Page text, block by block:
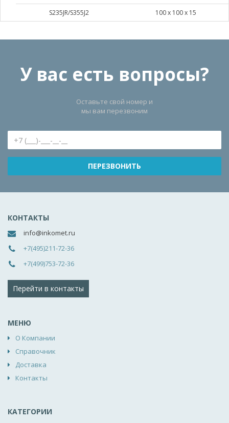
S235JR/S355J2 100 х 100 х 15
У вас есть вопросы?
Оставьте свой номер и
мы вам перезвоним
КОНТАКТЫ
info@inkomet.ru
+7(495)211-72-36
+7(499)753-72-36
Перейти в контакты
МЕНЮ
О Компании
Справочник
Доставка
Контакты
КАТЕГОРИИ